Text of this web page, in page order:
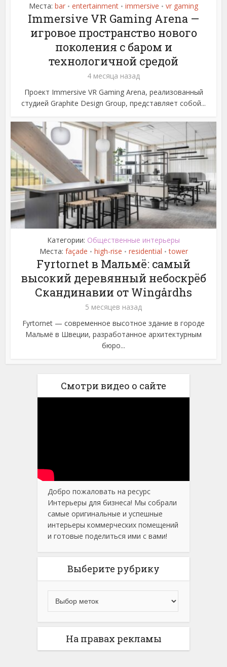
Места: bar • entertainment • immersive • vr gaming
Immersive VR Gaming Arena —
игровое пространство нового
поколения с баром и
технологичной средой
4 месяца назад
Проект Immersive VR Gaming Arena, реализованный
студией Graphite Design Group, представляет собой...
Категории: Общественные интерьеры
Места: façade • high-rise • residential • tower
Fyrtornet в Мальмё: самый
высокий деревянный небоскрёб
Скандинавии от Wingårdhs
5 месяцев назад
Fyrtornet — современное высотное здание в городе
Мальмё в Швеции, разработанное архитектурным
бюро...
Смотри видео о сайте
Добро пожаловать на ресурс
Интерьеры для бизнеса! Мы собрали
самые оригинальные и успешные
интерьеры коммерческих помещений
и готовые поделиться ими с вами!
Выберите рубрику
На правах рекламы